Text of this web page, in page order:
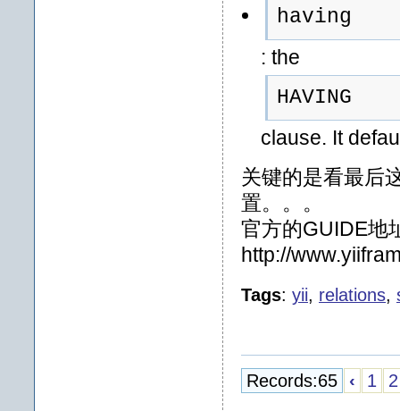
having
: the
HAVING
clause. It
关键的是看最后
置。。。
官方的GUIDE地
http://
Tags: yii, relations,
Records:65 ‹ 1 2